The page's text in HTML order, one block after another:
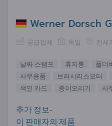
Werner Dorsch
공급업체 독일 전세
날짜 스탬프 휴지통 폴더
사무용품
브러시리스모터
색인 카드
종이오리기 사
추가 정보-
이 판매자의 제품